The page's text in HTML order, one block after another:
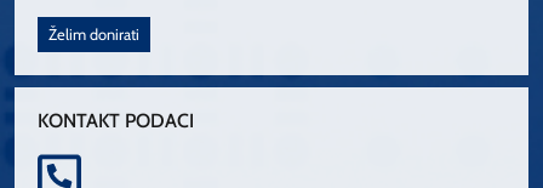
Želim donirati
KONTAKT PODACI